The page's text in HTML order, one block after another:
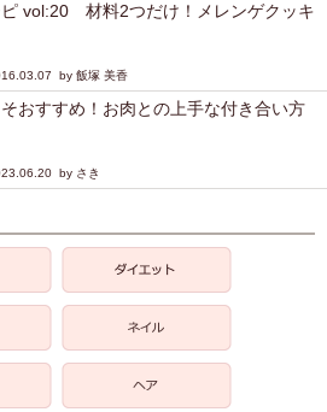
ピ vol:20 材料2つだけ！メレンゲクッキ
by 飯塚 美香
おすすめ！お肉との上手な付き合い方
by さき